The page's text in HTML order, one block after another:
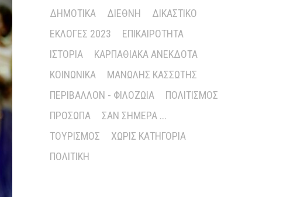
ΔΗΜΟΤΙΚΆ
ΔΙΕΘΝΉ
ΔΙΚΑΣΤΙΚΌ
ΕΚΛΟΓΈΣ 2023
ΕΠΙΚΑΙΡΌΤΗΤΑ
ΙΣΤΟΡΊΑ
ΚΑΡΠΑΘΙΑΚΆ ΑΝΈΚΔΟΤΑ
ΚΟΙΝΩΝΙΚΆ
ΜΑΝΏΛΗΣ ΚΑΣΣΏΤΗΣ
ΠΕΡΙΒΆΛΛΟΝ - ΦΙΛΟΖΩΊΑ
ΠΟΛΙΤΙΣΜΌΣ
ΠΡΌΣΩΠΑ
ΣΑΝ ΣΉΜΕΡΑ ...
ΤΟΥΡΙΣΜΌΣ
ΧΩΡΊΣ ΚΑΤΗΓΟΡΊΑ
ΠΟΛΙΤΙΚΉ